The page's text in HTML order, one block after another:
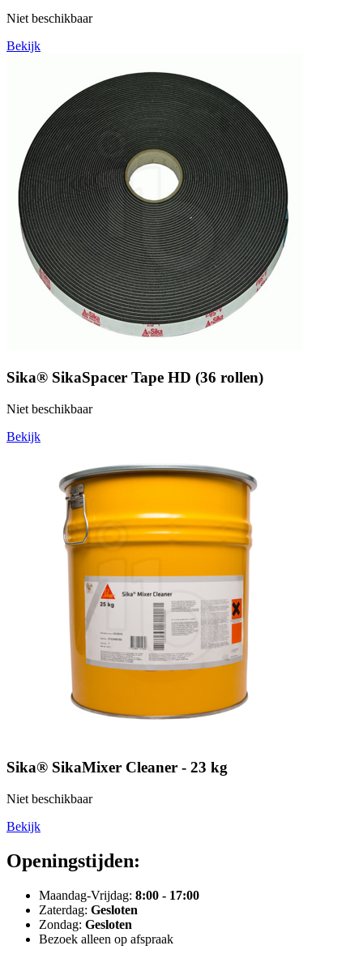
Niet beschikbaar
Bekijk
Sika® SikaSpacer Tape HD (36 rollen)
Niet beschikbaar
Bekijk
Sika® SikaMixer Cleaner - 23 kg
Niet beschikbaar
Bekijk
Openingstijden:
Maandag-Vrijdag: 8:00 - 17:00
Zaterdag: Gesloten
Zondag: Gesloten
Bezoek alleen op afspraak